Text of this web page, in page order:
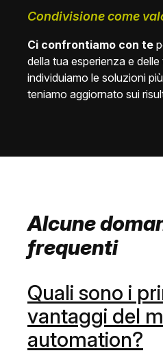
Condivisione come
Ci confrontiamo con te
della tua esperienza e
individuiamo le soluzioni
teniamo aggiornato sui
Alcune
frequenti
Quali sono i
vantaggi del
automation?